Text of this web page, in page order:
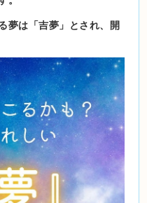
夢は「吉夢」とされ、開